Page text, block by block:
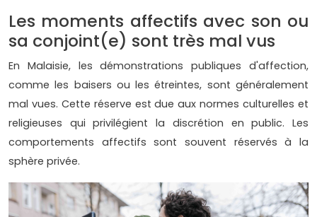
Les moments affectifs avec son ou
sa conjoint(e) sont très mal vus
En Malaisie, les démonstrations publiques d'affection,
comme les baisers ou les étreintes, sont généralement
mal vues. Cette réserve est due aux normes culturelles et
religieuses qui privilégient la discrétion en public. Les
comportements affectifs sont souvent réservés à la
sphère privée.